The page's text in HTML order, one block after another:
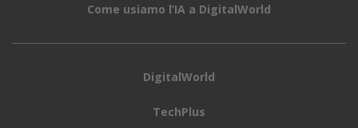
Come usiamo l’IA a DigitalWorld
DigitalWorld
TechPlus